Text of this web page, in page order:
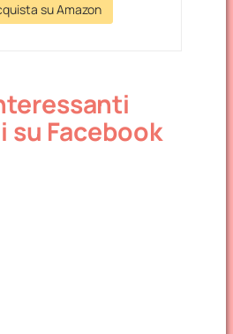
su Amazon
su Facebook